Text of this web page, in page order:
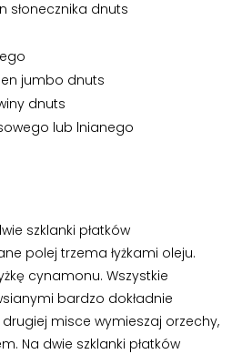
słonecznika dnuts
jumbo dnuts
dnuts
lub lnianego
szklanki płatków
polej trzema łyżkami oleju.
cynamonu. Wszystkie
bardzo dokładnie
misce wymieszaj orzechy,
Na dwie szklanki płatków